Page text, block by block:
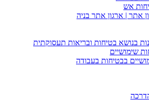
אש
אתר | ארגון אתר בניה
בנושא בטיחות ובריאות תעסוקתית
שימושיים
בבטיחות בעבודה